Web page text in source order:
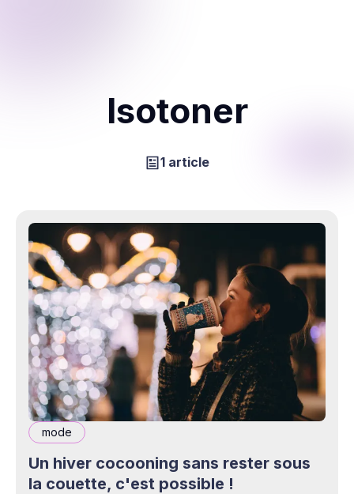
Isotoner
1 article
mode
Un hiver cocooning sans rester sous
la couette, c'est possible !